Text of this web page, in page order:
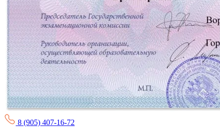
8 (905) 407-16-72